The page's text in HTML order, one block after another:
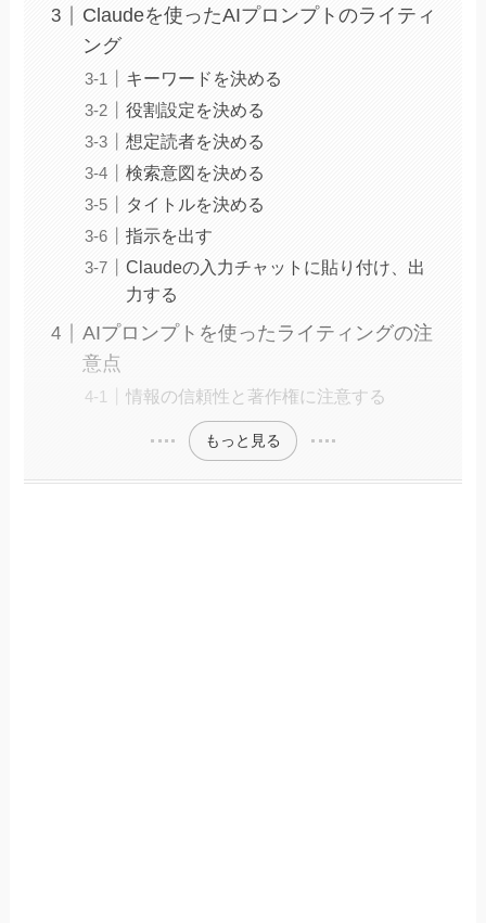
Claudeを使ったAIプロンプトのライティ
ング
キーワードを決める
役割設定を決める
想定読者を決める
検索意図を決める
タイトルを決める
指示を出す
Claudeの入力チャットに貼り付け、出
力する
AIプロンプトを使ったライティングの注
意点
情報の信頼性と著作権に注意する
もっと見る